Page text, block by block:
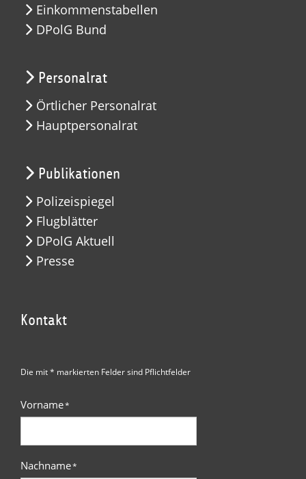
Einkommenstabellen
DPolG Bund
Personalrat
Örtlicher Personalrat
Hauptpersonalrat
Publikationen
Polizeispiegel
Flugblätter
DPolG Aktuell
Presse
Kontakt
Die mit * markierten Felder sind Pflichtfelder
Vorname*
Nachname*